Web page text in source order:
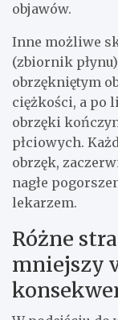
objawów.
Inne możliwe
(zbiornik
obrzękniętym
ciężkości, a po
obrzęki
płciowych.
obrzęk,
nagłe
lekarzem.
Różne
mniejszy